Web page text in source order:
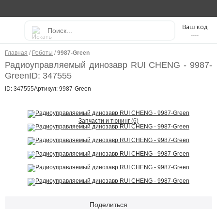
----
Главная / Роботы / 9987-Green
Радиоуправляемый динозавр RUI CHENG - 9987-
GreenID: 347555
ID: 347555Артикул: 9987-Green
Запчасти и тюнинг (6)
Поделиться